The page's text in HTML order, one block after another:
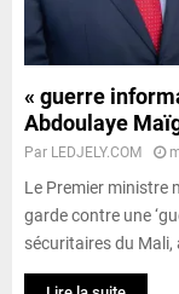
« guerre
Abdoulaye
Par LEDJELY.COM
Le Premier ministre
garde contre une
sécuritaires du Mali,